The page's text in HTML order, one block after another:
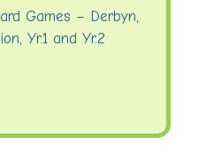
Games – Derbyn,
Yr.1 and Yr.2